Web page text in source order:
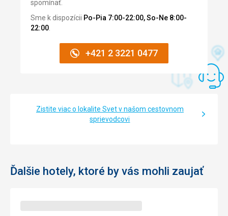
spomínať.
Sme k dispozícii Po-Pia 7:00-22:00, So-Ne 8:00-
22:00
+421 2 3221 0477
Zistite viac o lokalite Svet v našom cestovnom
sprievodcovi
Ďalšie hotely, ktoré by vás mohli zaujať